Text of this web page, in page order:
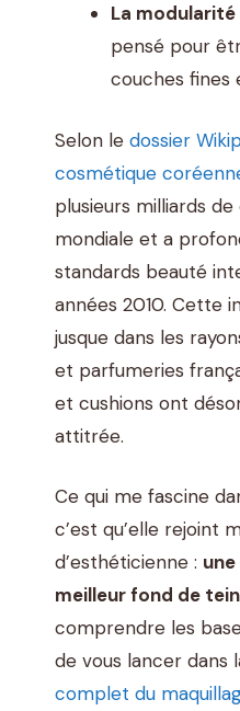
La modularité
pensé pour
couches fines
Selon le dossier
cosmétique
plusieurs milliards
mondiale et a
standards beauté
années 2010. Cette
jusque dans les
et parfumeries
et cushions ont
attitrée.
Ce qui me fascine
c’est qu’elle rejoint
d’esthéticienne :
meilleur fond de
comprendre les
de vous lancer dans
complet du